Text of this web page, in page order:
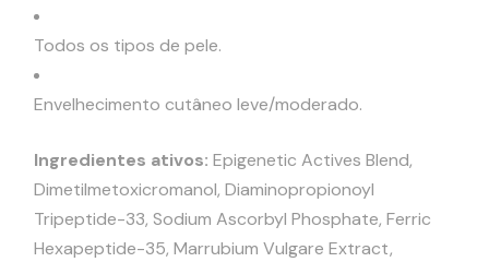
Todos os tipos de pele.
Envelhecimento cutâneo leve/moderado.
Ingredientes ativos: Epigenetic Actives Blend,
Dimetilmetoxicromanol, Diaminopropionoyl
Tripeptide-33, Sodium Ascorbyl Phosphate, Ferric
Hexapeptide-35, Marrubium Vulgare Extract,